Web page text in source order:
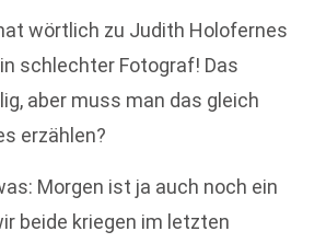
wörtlich zu Judith Holofernes
schlechter Fotograf! Das
aber muss man das gleich
erzählen?
Morgen ist ja auch noch ein
beide kriegen im letzten